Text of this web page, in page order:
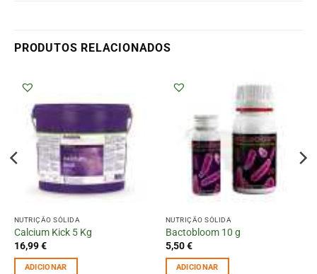
PRODUTOS RELACIONADOS
NUTRIÇÃO SÓLIDA
Calcium Kick 5 Kg
16,99€
ADICIONAR
NUTRIÇÃO SÓLIDA
Bactobloom 10 g
5,50€
ADICIONAR